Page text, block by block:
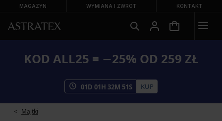
MAGAZYN WYMIANA I ZWROT KONTAKT
KOD ALL25 = −25% OD 259 ZŁ
01D 01H 32M 50S KUP
Majtki